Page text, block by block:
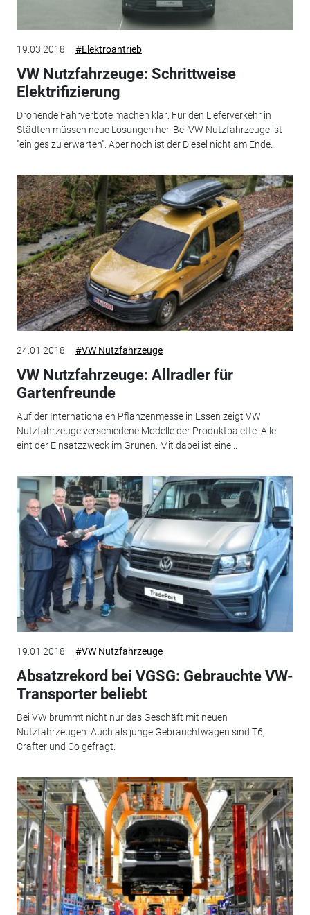
19.03.2018 #Elektroantrieb
VW Nutzfahrzeuge: Schrittweise
Elektrifizierung
Drohende Fahrverbote machen klar: Für den Lieferverkehr in
Städten müssen neue Lösungen her. Bei VW Nutzfahrzeuge ist
"einiges zu erwarten". Aber noch ist der Diesel nicht am Ende.
24.01.2018 #VW Nutzfahrzeuge
VW Nutzfahrzeuge: Allradler für
Gartenfreunde
Auf der Internationalen Pflanzenmesse in Essen zeigt VW
Nutzfahrzeuge verschiedene Modelle der Produktpalette. Alle
eint der Einsatzzweck im Grünen. Mit dabei ist eine...
19.01.2018 #VW Nutzfahrzeuge
Absatzrekord bei VGSG: Gebrauchte VW-
Transporter beliebt
Bei VW brummt nicht nur das Geschäft mit neuen
Nutzfahrzeugen. Auch als junge Gebrauchtwagen sind T6,
Crafter und Co gefragt.